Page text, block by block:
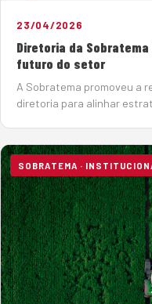
23/04/2026
Diretoria da
futuro do setor
A Sobratema promoveu a
diretoria para alinhar
Mamede, presidente da
SOBRATEMA ·